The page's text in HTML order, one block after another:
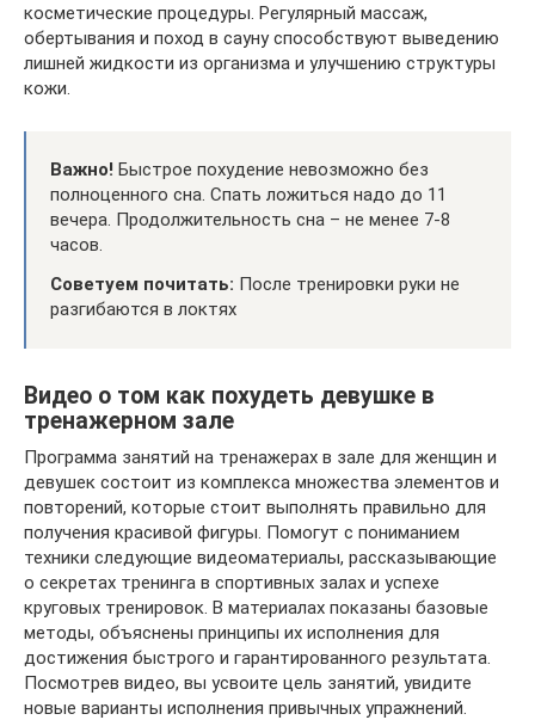
косметические процедуры. Регулярный массаж,
обертывания и поход в сауну способствуют выведению
лишней жидкости из организма и улучшению структуры
кожи.
Важно! Быстрое похудение невозможно без
полноценного сна. Спать ложиться надо до 11
вечера. Продолжительность сна – не менее 7-8
часов.
Советуем почитать: После тренировки руки не
разгибаются в локтях
Видео о том как похудеть девушке в
тренажерном зале
Программа занятий на тренажерах в зале для женщин и
девушек состоит из комплекса множества элементов и
повторений, которые стоит выполнять правильно для
получения красивой фигуры. Помогут с пониманием
техники следующие видеоматериалы, рассказывающие
о секретах тренинга в спортивных залах и успехе
круговых тренировок. В материалах показаны базовые
методы, объяснены принципы их исполнения для
достижения быстрого и гарантированного результата.
Посмотрев видео, вы усвоите цель занятий, увидите
новые варианты исполнения привычных упражнений.